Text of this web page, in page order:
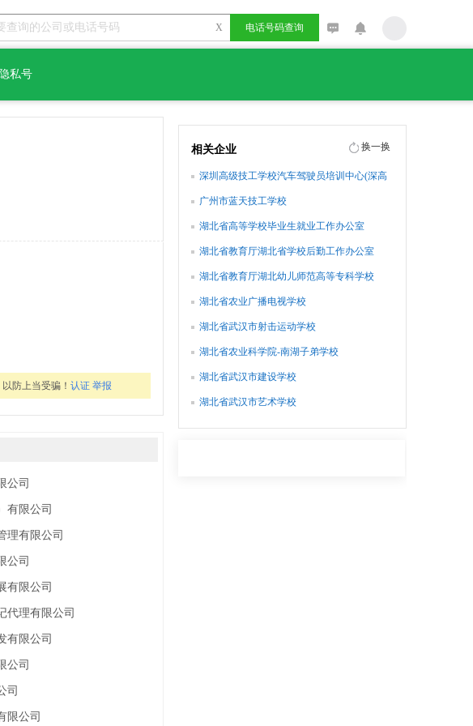
X 电话号码查询
隐私号
防上当受骗！ 认证 举报
公司
有限公司
理有限公司
公司
有限公司
代理有限公司
有限公司
公司
司
限公司
相关企业 换一换
深圳高级技工学校汽车驾驶员培训中心(深高
广州市蓝天技工学校
湖北省高等学校毕业生就业工作办公室
湖北省教育厅湖北省学校后勤工作办公室
湖北省教育厅湖北幼儿师范高等专科学校
湖北省农业广播电视学校
湖北省武汉市射击运动学校
湖北省农业科学院-南湖子弟学校
湖北省武汉市建设学校
湖北省武汉市艺术学校